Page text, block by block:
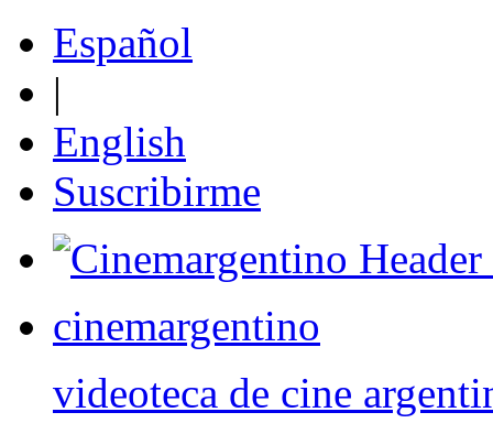
Español
|
English
Suscribirme
cinemargentino
videoteca de cine